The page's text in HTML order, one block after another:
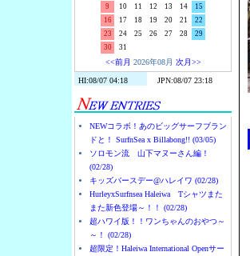
9
10 11 12 13 14
15
16
17 18 19 20 21
22
23
24 25 26 27 28
29
30
31
<<前月 2026年08月 次月>>
NEWコラボ！あのビッグサーフブラン
ドと！ SurfnSea x Billabong!! (03/05)
ソロモン流 山下マヌーさん編！
(02/28)
キッズバースデー@ハレイワ (02/28)
HurleyxSurfnsea Haleiwa Tシャツまた
また新色登場～！！ (02/28)
超ハワイ版！！ワンちゃんのおやつ～
～！ (02/28)
超限定！Haleiwa International Openサー